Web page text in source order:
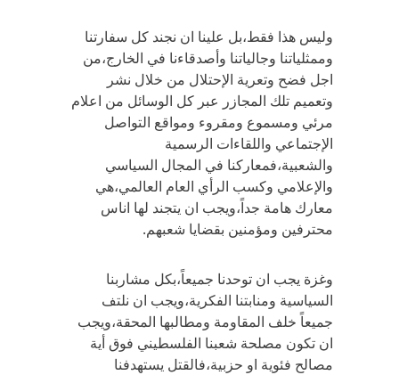
وليس هذا فقط،بل علينا ان نجند كل سفارتنا
وممثلياتنا وجالياتنا وأصدقاءنا في الخارج،من
اجل فضح وتعرية الإحتلال من خلال نشر
وتعميم تلك المجازر عبر كل الوسائل من اعلام
مرئي ومسموع ومقروء ومواقع التواصل
الإجتماعي واللقاءات الرسمية
والشعبية،فمعاركنا في المجال السياسي
والإعلامي وكسب الرأي العام العالمي،هي
معارك هامة جداً،ويجب ان يتجند لها اناس
محترفين ومؤمنين بقضايا شعبهم.
وغزة يجب ان توحدنا جميعاً،بكل مشاربنا
السياسية ومنابتنا الفكرية،ويجب ان نلتف
جميعاً خلف المقاومة ومطالبها المحقة،ويجب
ان تكون مصلحة شعبنا الفلسطيني فوق أية
مصالح فئوية او حزبية،فالقتل يستهدفنا